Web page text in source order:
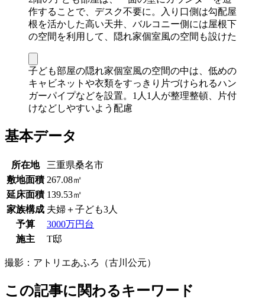
作することで、デスク不要に。入り口側は勾配屋
根を活かした高い天井、バルコニー側には屋根下
の空間を利用して、隠れ家個室風の空間も設けた
子ども部屋の隠れ家個室風の空間の中は、低めの
キャビネットや衣類をすっきり片づけられるハン
ガーパイプなどを設置。1人1人が整理整頓、片付
けなどしやすいよう配慮
基本データ
所在地
三重県桑名市
敷地面積 267.08㎡
延床面積 139.53㎡
家族構成 夫婦＋子ども3人
予算
3000万円台
施主
T邸
撮影： アトリエあふろ（古川公元）
この記事に関わるキーワード